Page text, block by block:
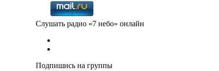
Слушать радио «7 небо» онлайн
Подпишись на группы